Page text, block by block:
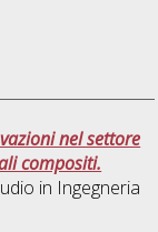
nel settore
compositi.
in Ingegneria